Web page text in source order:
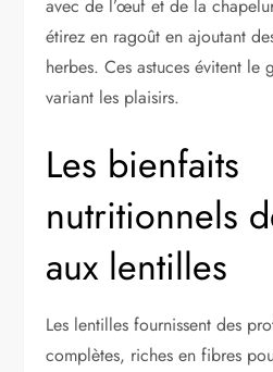
avec de l’œuf et de la
étirez en ragoût en ajoutant
herbes. Ces astuces évitent le
variant les plaisirs.
Les bienfaits
nutritionnels
aux lentilles
Les lentilles fournissent des
complètes, riches en fibres